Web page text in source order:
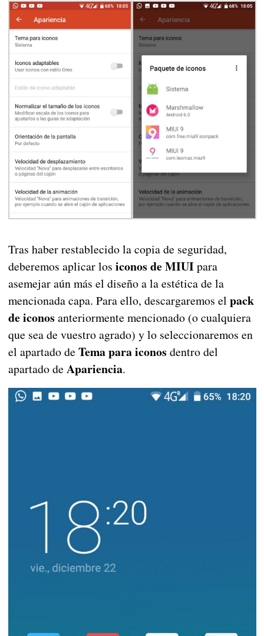
Tras haber restablecido la copia de seguridad,
deberemos aplicar los iconos de MIUIpara
asemejar aún más el diseño a la estética de la
mencionada capa. Para ello, descargaremos el pack
de iconos anteriormente mencionado (o cualquiera
que sea de vuestro agrado) y lo seleccionaremos en
el apartado de Tema para iconos dentro del
apartado de Apariencia.